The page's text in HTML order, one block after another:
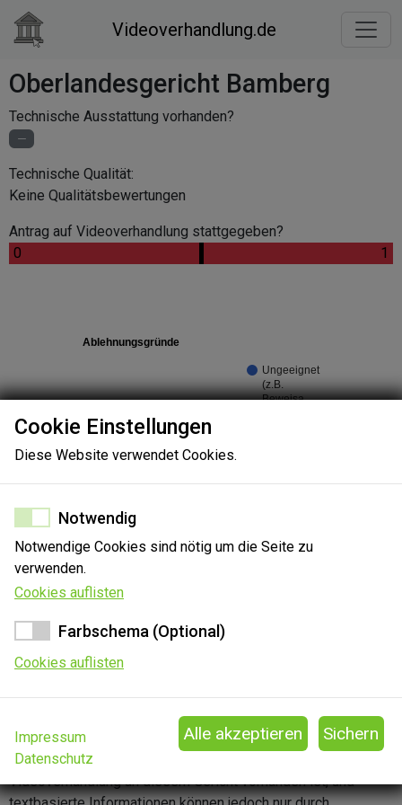
Videoverhandlung.de
Oberlandesgericht Bamberg
Technische Ausstattung vorhanden?
Technische Qualität:
Keine Qualitätsbewertungen
Antrag auf Videoverhandlung stattgegeben?
0 1
Ablehnungsgründe
Ungeeignet
(z.B.
Beweisa…
Sie können Ihre Erkenntnisse zu diesem Gericht gerne
mitteilen. Die Angabe, ob die technische Ausstattung für eine
Videoverhandlung an diesem Gericht vorhanden ist, und
Cookie Einstellungen
Diese Website verwendet Cookies.
Notwendig
Notwendige Cookies sind nötig um die Seite zu
verwenden.
Cookies auflisten
Farbschema (Optional)
Cookies auflisten
Impressum
Datenschutz